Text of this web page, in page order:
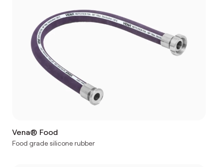
Vena® Food
Food grade silicone rubber